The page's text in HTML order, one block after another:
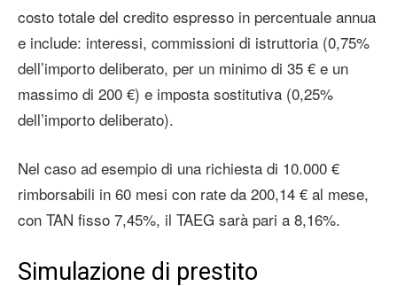
costo totale del credito espresso in percentuale annua
e include: interessi, commissioni di istruttoria (0,75%
dell’importo deliberato, per un minimo di 35 € e un
massimo di 200 €) e imposta sostitutiva (0,25%
dell’importo deliberato).
Nel caso ad esempio di una richiesta di 10.000 €
rimborsabili in 60 mesi con rate da 200,14 € al mese,
con TAN fisso 7,45%, il TAEG sarà pari a 8,16%.
Simulazione di prestito